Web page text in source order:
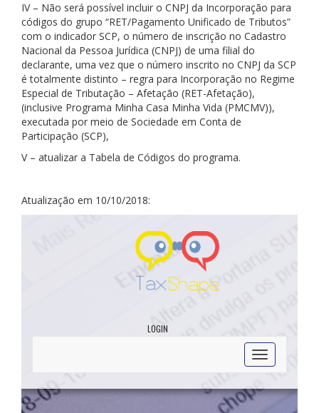
IV – Não será possível incluir o CNPJ da Incorporação para
códigos do grupo “RET/Pagamento Unificado de Tributos”
com o indicador SCP, o número de inscrição no Cadastro
Nacional da Pessoa Jurídica (CNPJ) de uma filial do
declarante, uma vez que o número inscrito no CNPJ da SCP
é totalmente distinto – regra para Incorporação no Regime
Especial de Tributação – Afetação (RET-Afetação),
(inclusive Programa Minha Casa Minha Vida (PMCMV)),
executada por meio de Sociedade em Conta de
Participação (SCP),
V – atualizar a Tabela de Códigos do programa.
Atualização em 10/10/2018: